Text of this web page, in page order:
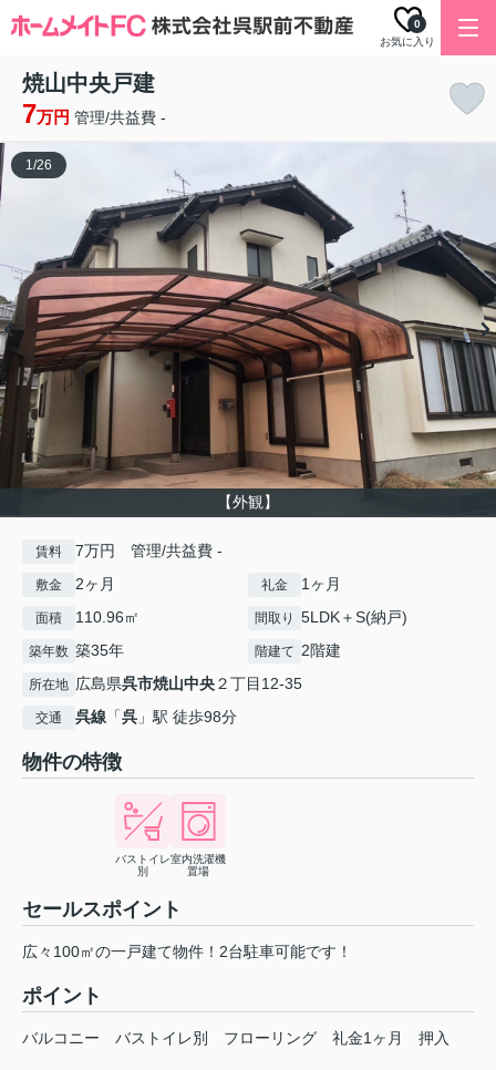
お気に入り
0
焼山中央戸建
7万円 管理/共益費 -
【外観】
1/26
賃料 7万円 管理/共益費 -
敷金 2ヶ月 礼金 1ヶ月
面積 110.96㎡ 間取り 5LDK＋S(納戸)
築年数 築35年 階建て 2階建
所在地 広島県呉市焼山中央２丁目12-35
交通 呉線 「呉 」駅 徒歩98分
物件の特徴
バストイレ
別
室内洗濯機
置場
セールスポイント
広々100㎡の一戸建て物件！2台駐車可能です！
ポイント
バルコニー バストイレ別 フローリング 礼金1ヶ月 押入